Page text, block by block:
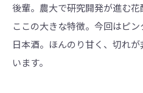
後輩。農大で研究開発が進む
ここの大きな特徴。今回はピ
日本酒。ほんのり甘く、切れ
います。